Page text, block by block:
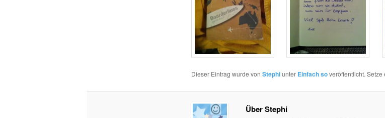
Dieser Eintrag wurde von Stephiunter Einfach soveröffentlicht. Setze
Über Stephi